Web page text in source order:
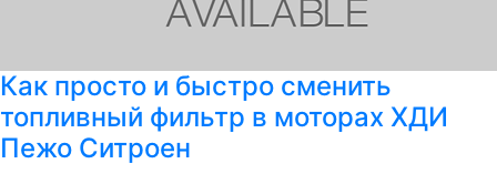
Как просто и быстро сменить
топливный фильтр в моторах ХДИ
Пежо Ситроен